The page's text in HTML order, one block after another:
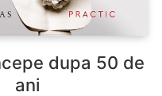
dupa 50 de
ani